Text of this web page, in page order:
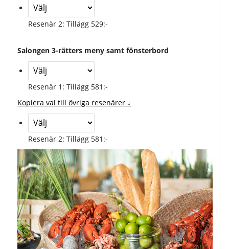
Resenär 2: Tillägg 529:-
Salongen 3-rätters meny samt fönsterbord
Resenär 1: Tillägg 581:-
Kopiera val till övriga resenärer ↓
Resenär 2: Tillägg 581:-